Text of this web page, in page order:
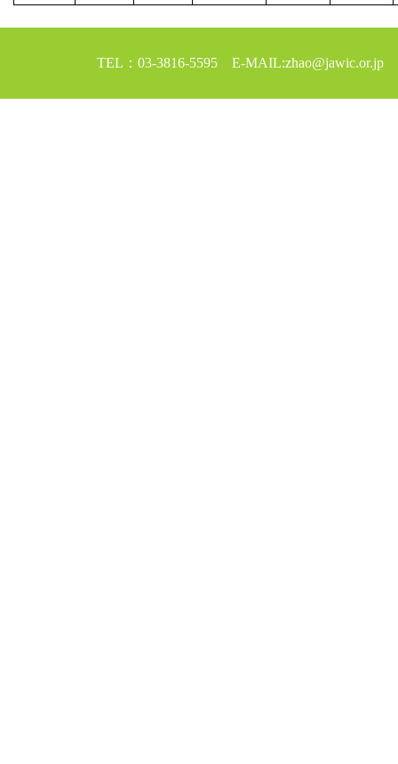
TEL：03-3816-5595 E-MAIL:zhao@jawic.or.jp